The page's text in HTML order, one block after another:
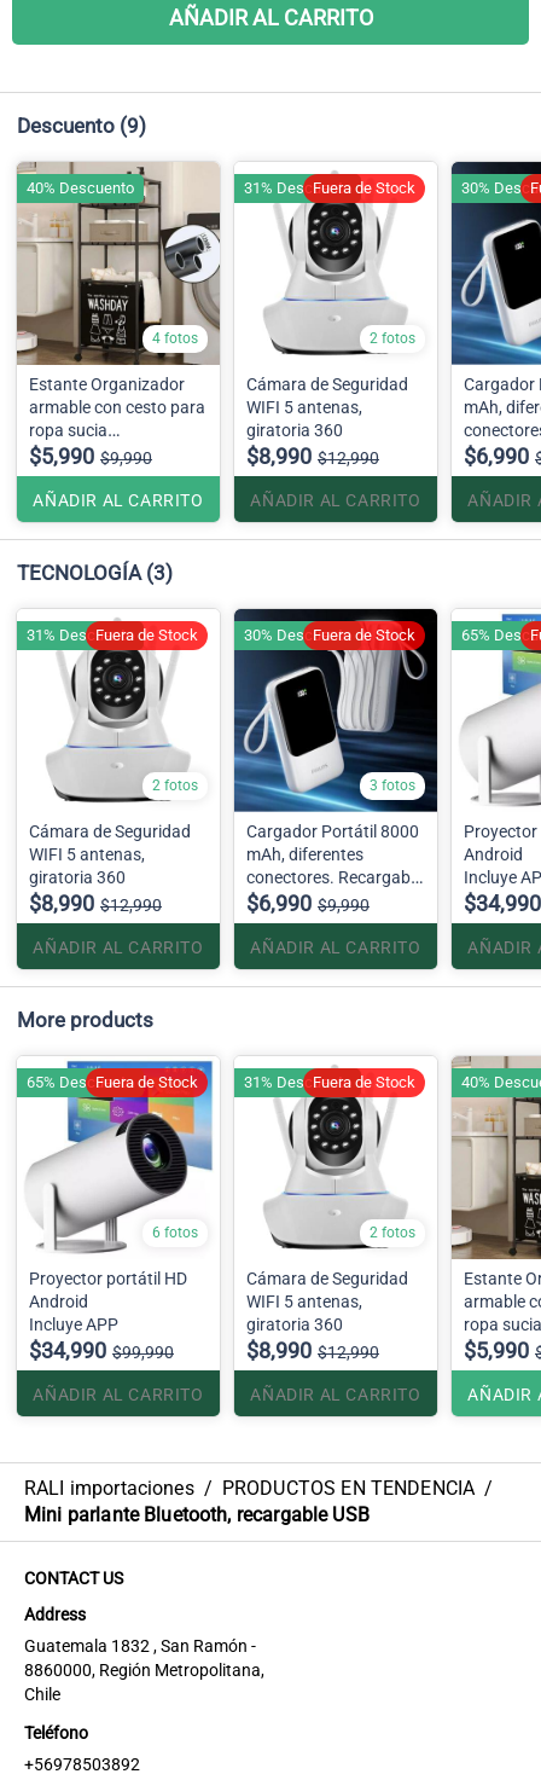
AÑADIR AL CARRITO
Descuento (9)
4 fotos
Estante Organizador
armable con cesto para
ropa sucia
42cmx32cmx1.30
$5,990 $9,990
AÑADIR AL CARRITO
40% Descuento
2 fotos
Cámara de Seguridad
WIFI 5 antenas,
giratoria 360
$8,990 $12,990
AÑADIR AL CARRITO
31% DescuentoFuera de Stock
Cargador
mAh,
usb
$6,990
AÑADIR
30%
TECNOLOGÍA (3)
2 fotos
Cámara de Seguridad
WIFI 5 antenas,
giratoria 360
$8,990 $12,990
AÑADIR AL CARRITO
31% DescuentoFuera de Stock
3 fotos
Cargador Portátil 8000
mAh, diferentes
conectores. Recargable
usb
$6,990 $9,990
AÑADIR AL CARRITO
30% DescuentoFuera de Stock
Android
Incluye
$34,990
AÑADIR
65%
More products
6 fotos
Proyector portátil HD
Android
Incluye APP
$34,990 $99,990
AÑADIR AL CARRITO
65% DescuentoFuera de Stock
2 fotos
Cámara de Seguridad
WIFI 5 antenas,
giratoria 360
$8,990 $12,990
AÑADIR AL CARRITO
31% DescuentoFuera de Stock
Estante
armable
ropa sucia
$5,990
AÑADIR
40%
RALI importaciones / PRODUCTOS EN TENDENCIA /
Mini parlante Bluetooth, recargable USB
CONTACT US
Address
Guatemala 1832 , San Ramón -
8860000, Región Metropolitana,
Chile
Teléfono
+56978503892